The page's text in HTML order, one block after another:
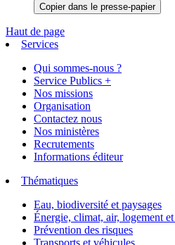
Copier dans le presse-papier
Haut de page
Services
Qui sommes-nous ?
Service Publics +
Nos missions
Organisation
Contactez nous
Nos ministères
Recrutements
Informations éditeur
Thématiques
Eau, biodiversité et paysages
Énergie, climat, air, logement
Prévention des risques
Transports et véhicules